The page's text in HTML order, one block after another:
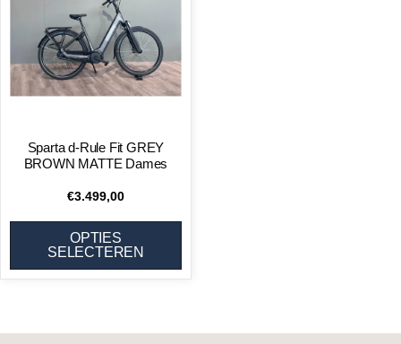
Sparta d-Rule Fit GREY
BROWN MATTE Dames
€3.499,00
OPTIES
SELECTEREN